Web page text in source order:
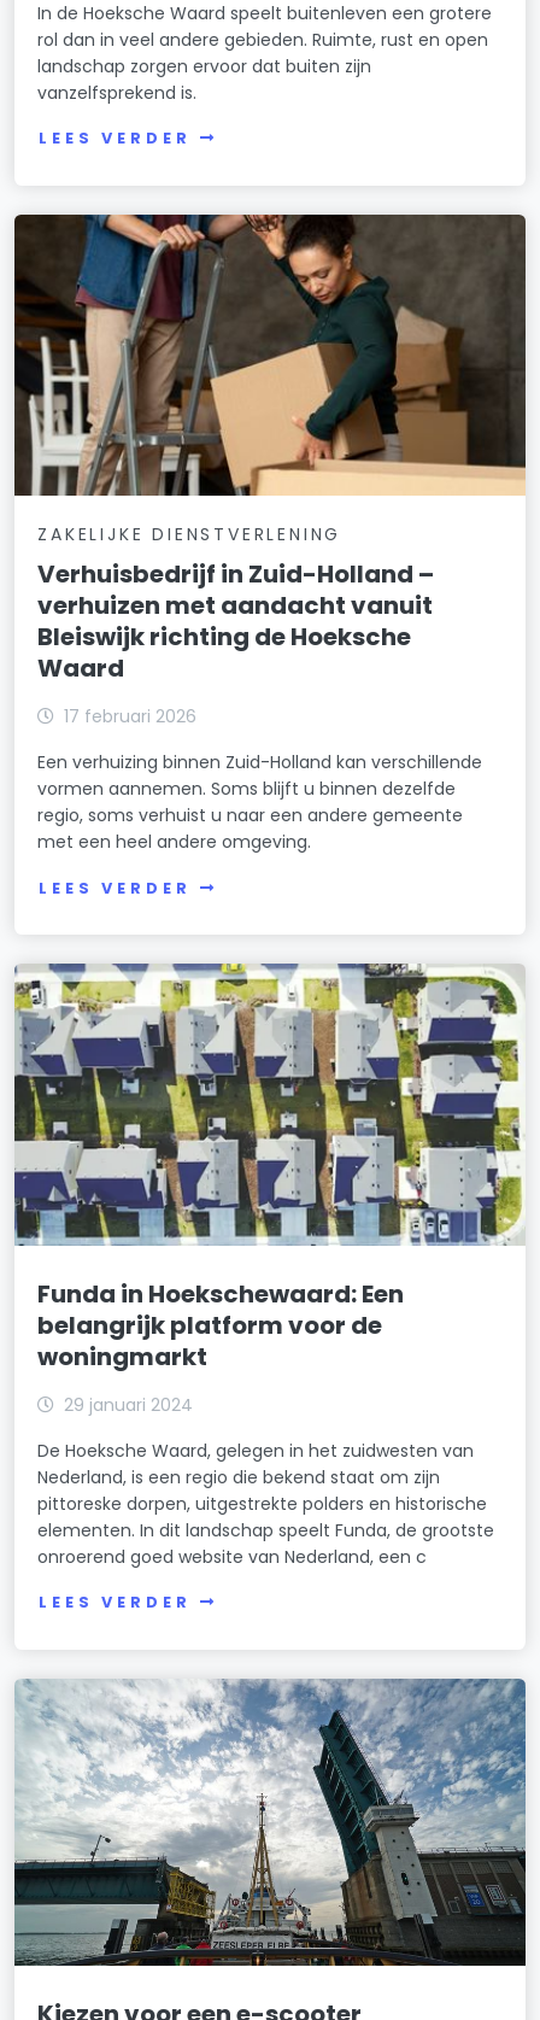
In de Hoeksche Waard speelt buitenleven een grotere
rol dan in veel andere gebieden. Ruimte, rust en open
landschap zorgen ervoor dat buiten zijn
vanzelfsprekend is.
LEES VERDER
ZAKELIJKE DIENSTVERLENING
Verhuisbedrijf in Zuid-Holland –
verhuizen met aandacht vanuit
Bleiswijk richting de Hoeksche
Waard
17 februari 2026
Een verhuizing binnen Zuid-Holland kan verschillende
vormen aannemen. Soms blijft u binnen dezelfde
regio, soms verhuist u naar een andere gemeente
met een heel andere omgeving.
LEES VERDER
Funda in Hoekschewaard: Een
belangrijk platform voor de
woningmarkt
29 januari 2024
De Hoeksche Waard, gelegen in het zuidwesten van
Nederland, is een regio die bekend staat om zijn
pittoreske dorpen, uitgestrekte polders en historische
elementen. In dit landschap speelt Funda, de grootste
onroerend goed website van Nederland, een c
LEES VERDER